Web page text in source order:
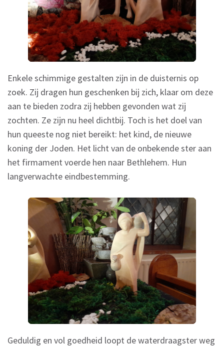
Enkele schimmige gestalten zijn in de duisternis op
zoek. Zij dragen hun geschenken bij zich, klaar om deze
aan te bieden zodra zij hebben gevonden wat zij
zochten. Ze zijn nu heel dichtbij. Toch is het doel van
hun queeste nog niet bereikt: het kind, de nieuwe
koning der Joden. Het licht van de onbekende ster aan
het firmament voerde hen naar Bethlehem. Hun
langverwachte eindbestemming.
Geduldig en vol goedheid loopt de waterdraagster weg